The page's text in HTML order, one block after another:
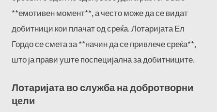
**емотивен момент**, а често може да се видат
добитници кои плачат од среќа. Лотаријата Ел
Гордо се смета за **начин да се привлече среќа**,
што ја прави уште поспецијална за добитниците.
Лотаријата во служба на добротворни
цели